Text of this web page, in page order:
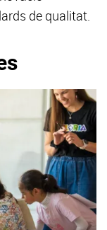
de qualitat.